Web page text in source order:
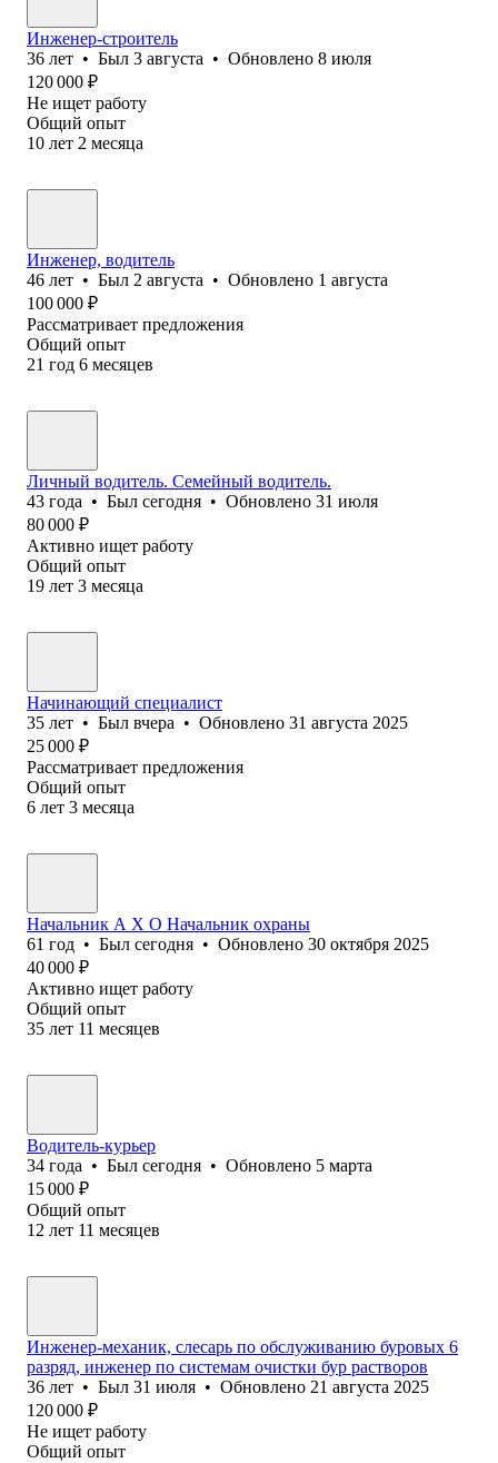
Инженер-строитель
36 лет • Был 3 августа • Обновлено 8 июля
120 000 ₽
Не ищет работу
Общий опыт
10 лет 2 месяца
Инженер, водитель
46 лет • Был 2 августа • Обновлено 1 августа
100 000 ₽
Рассматривает предложения
Общий опыт
21 год 6 месяцев
Личный водитель. Семейный водитель.
43 года • Был сегодня • Обновлено 31 июля
80 000 ₽
Активно ищет работу
Общий опыт
19 лет 3 месяца
Начинающий специалист
35 лет • Был вчера • Обновлено 31 августа 2025
25 000 ₽
Рассматривает предложения
Общий опыт
6 лет 3 месяца
Начальник А Х О Начальник охраны
61 год • Был сегодня • Обновлено 30 октября 2025
40 000 ₽
Активно ищет работу
Общий опыт
35 лет 11 месяцев
Водитель-курьер
34 года • Был сегодня • Обновлено 5 марта
15 000 ₽
Общий опыт
12 лет 11 месяцев
Инженер-механик, слесарь по обслуживанию буровых 6
разряд, инженер по системам очистки бур растворов
36 лет • Был 31 июля • Обновлено 21 августа 2025
120 000 ₽
Не ищет работу
Общий опыт